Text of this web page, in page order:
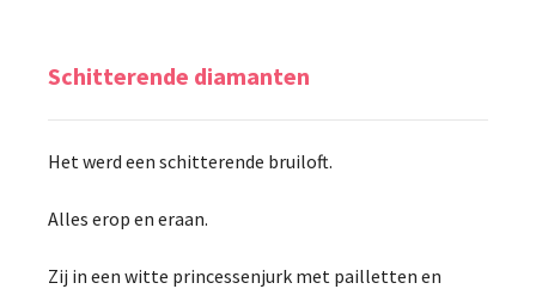
Schitterende diamanten
Het werd een schitterende bruiloft.
Alles erop en eraan.
Zij in een witte princessenjurk met pailletten en